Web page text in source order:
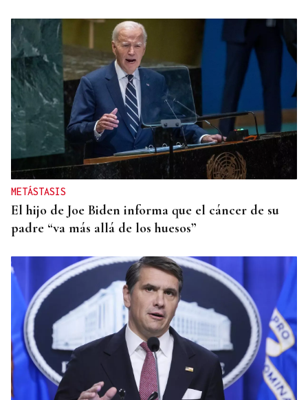
METÁSTASIS
El hijo de Joe Biden informa que el cáncer de su
padre “va más allá de los huesos”